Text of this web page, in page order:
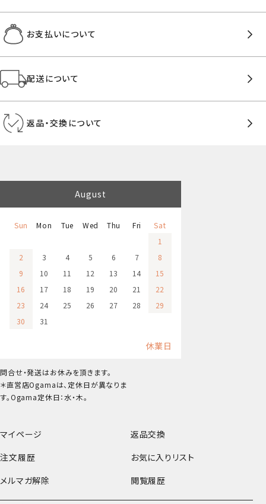
お支払いについて
配送について
返品・交換について
マイページ
返品交換
注文履歴
お気に入りリスト
メルマガ解除
閲覧履歴
August
Sun Mon Tue Wed Thu Fri
Sat
1
2
3 4 5 6 7
8
9
10 11 12 13 14
15
16
17 18 19 20 21
22
23
24 25 26 27 28
29
30
31
休業日
問合せ・発送はお休みを頂きます。
＊直営店Ogamaは、定休日が異なりま
す。Ogama定休日：水・木。